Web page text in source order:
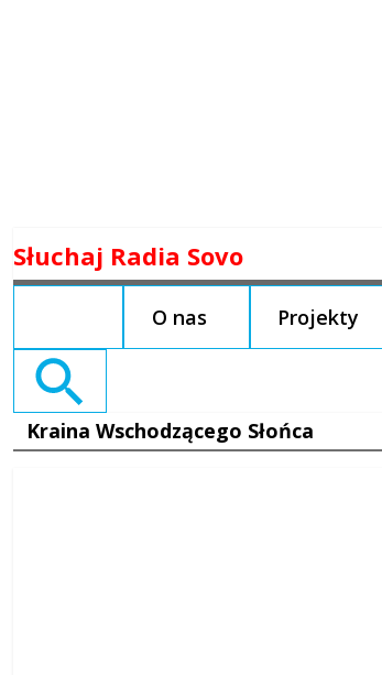
to
Słuchaj Radia Sovo
O nas Projekty
Search
Kraina Wschodzącego Słońca